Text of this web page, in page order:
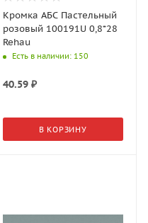
Кромка АБС Пастельный
розовый 100191U 0,8*28
Rehau
Есть в наличии: 150
40.59₽
В КОРЗИНУ